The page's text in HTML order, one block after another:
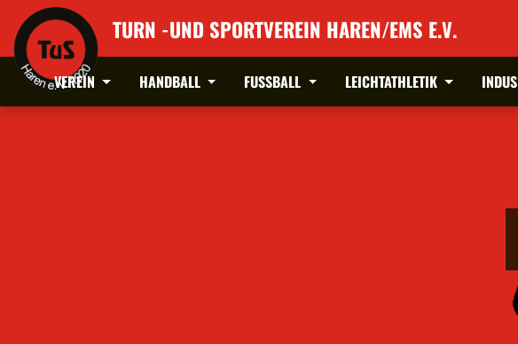
TURN -UND SPORTVEREIN HAREN/EMS E.V.
VEREIN HANDBALL FUSSBALL LEICHTATHLETIK INDUS